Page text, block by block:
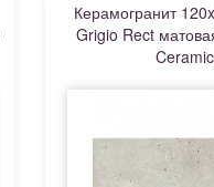
Керамогранит
Grigio Rect